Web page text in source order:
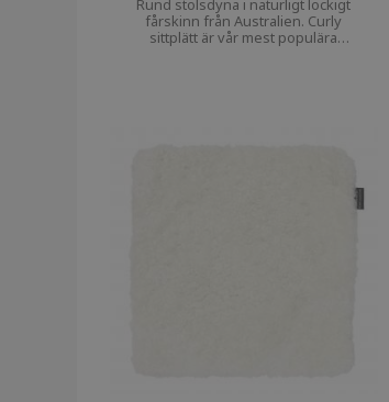
Rund stolsdyna i naturligt lockigt
fårskinn från Australien. Curly
sittplätt är vår mest populära